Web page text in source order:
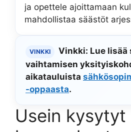
ja opettele ajoittamaan
mahdollistaa säästöt
VINKKI
Vinkki: Lue lisää
vaihtamisen
aikatauluista
-oppaasta.
Usein kysytyt